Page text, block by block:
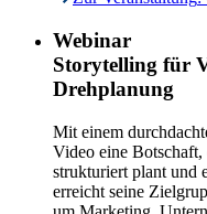
Webinar
Storytelling für
Drehplanung
Mit einem
Video eine
strukturiert plant und
erreicht seine